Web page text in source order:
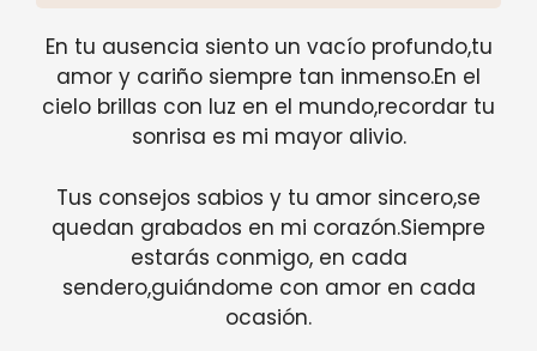
En tu ausencia siento un vacío profundo,tu
amor y cariño siempre tan inmenso.En el
cielo brillas con luz en el mundo,recordar tu
sonrisa es mi mayor alivio.
Tus consejos sabios y tu amor sincero,se
quedan grabados en mi corazón.Siempre
estarás conmigo, en cada
sendero,guiándome con amor en cada
ocasión.